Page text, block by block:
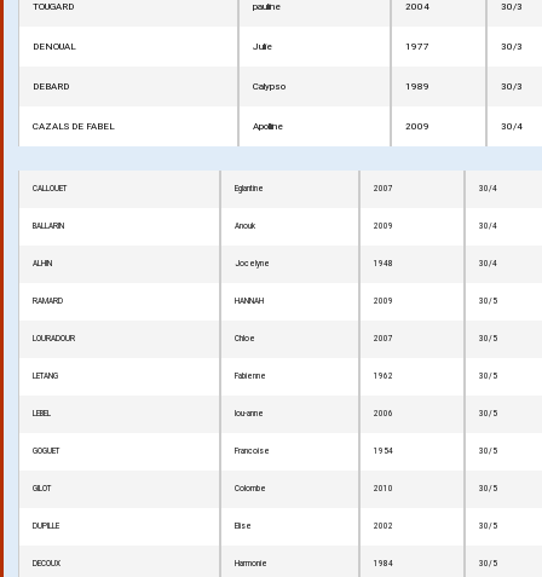
TOUGARD pauline 2004 30/3
DENOUAL Julie 1977 30/3
DEBARD Calypso 1989 30/3
CAZALS DE FABEL Apolline 2009 30/4
CALLOUET Eglantine 2007 30/4
BALLARIN Anouk 2009 30/4
ALHIN Jocelyne 1948 30/4
RAMARD HANNAH 2009 30/5
LOURADOUR Chloe 2007 30/5
LETANG Fabienne 1962 30/5
LEBEL lou-anne 2006 30/5
GOGUET Francoise 1954 30/5
GILOT Colombe 2010 30/5
DUPILLE Elise 2002 30/5
DECOUX Harmonie 1984 30/5